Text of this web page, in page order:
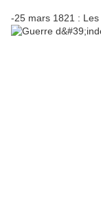
-25 mars 1821 :